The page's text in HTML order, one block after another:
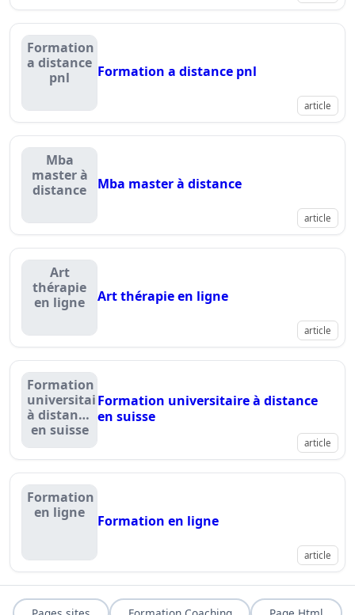
Formation
a distance
pnl
Formation a distance pnl
article
Mba
master à
distance
Mba master à distance
article
Art
thérapie
en ligne
Art thérapie en ligne
article
Formation
universitaire
à distance
en suisse
Formation universitaire à distance
en suisse
article
Formation
en ligne
Formation en ligne
article